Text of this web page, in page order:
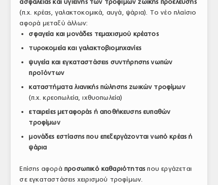
ΝΟΜΟΘΕΣΙΑ
ΕΛΛΗΝΙΚΗ ΝΟΜΟΘΕΣΙΑ
ΕΥΡΩΠΑΪΚΗ ΝΟΜΟΘΕΣΙΑ
ΤΟ ΠΕΡΙΟΔΙΚΟ
Profile
ΑΡΧΕΙΟ ΤΕΥΧΩΝ
ΣΥΝΕΔΡΙΟ ΚΡΕΑΤΟΣ
ασφάλειας και υγιεινής των τροφίμων ζωικής προέλευσης
(π.χ. κρέας, γαλακτοκομικά, αυγά, ψάρια). Το νέο πλαίσιο
αφορά μεταξύ άλλων:
σφαγεία και μονάδες τεμαχισμού κρέατος
τυροκομεία και γαλακτοβιομηχανίες
ψυγεία και εγκαταστάσεις συντήρησης νωπών
προϊόντων
καταστήματα λιανικής πώλησης ζωικών τροφίμων
(π.χ. κρεοπωλεία, ιχθυοπωλεία)
εταιρείες μεταφοράς ή αποθήκευσης ευπαθών
τροφίμων
μονάδες εστίασης που επεξεργάζονται νωπό κρέας ή
ψάρια
Επίσης αφορά προσωπικό καθαριότηταςπου εργάζεται
σε εγκαταστάσεις χειρισμού τροφίμων.